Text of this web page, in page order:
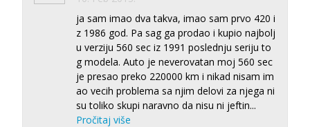
ja sam imao dva takva, imao sam prvo 420 i
z 1986 god. Pa sag ga prodao i kupio najbolj
u verziju 560 sec iz 1991 poslednju seriju to
g modela. Auto je neverovatan moj 560 sec
je presao preko 220000 km i nikad nisam im
ao vecih problema sa njim delovi za njega ni
su toliko skupi naravno da nisu ni jeftin...
Pročitaj više